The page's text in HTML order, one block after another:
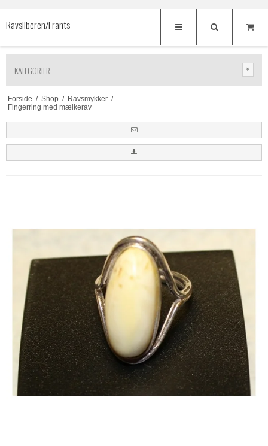
Ravsliberen/Frants
KATEGORIER
Forside / Shop / Ravsmykker /
Fingerring med mælkerav